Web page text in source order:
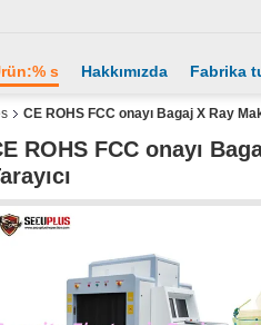
s Hakkımızda Fabrika
CE ROHS FCC onayı Bagaj X Ray
ROHS FCC onayı